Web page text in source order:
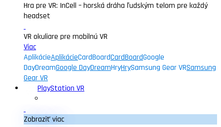
Hra pre VR: InCell – horská dráha ľudským telom pre každý
headset
VR okuliare pre mobilnú VR
Viac
AplikácieAplikácieCardBoardCardBoardGoogle
DayDreamGoogle DayDreamHryHrySamsung Gear VRSamsung
Gear VR
PlayStation VR
Zobraziť viac